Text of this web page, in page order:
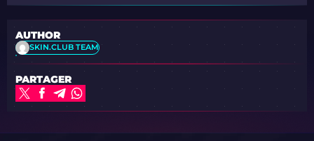
AUTHOR
SKIN.CLUB TEAM
PARTAGER